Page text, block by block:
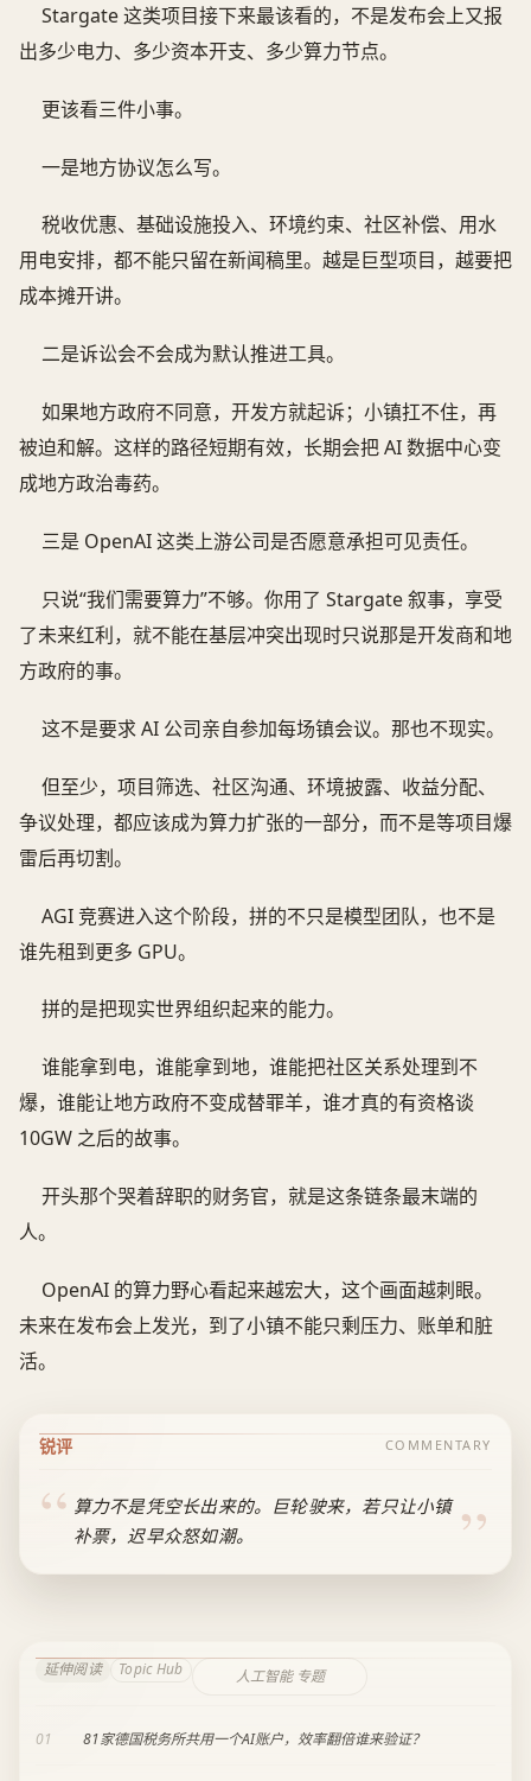
Stargate 这类项目接下来最该看的，不是发布会上又报
出多少电力、多少资本开支、多少算力节点。
更该看三件小事。
一是地方协议怎么写。
税收优惠、基础设施投入、环境约束、社区补偿、用水
用电安排，都不能只留在新闻稿里。越是巨型项目，越要把
成本摊开讲。
二是诉讼会不会成为默认推进工具。
如果地方政府不同意，开发方就起诉；小镇扛不住，再
被迫和解。这样的路径短期有效，长期会把 AI 数据中心变
成地方政治毒药。
三是 OpenAI 这类上游公司是否愿意承担可见责任。
只说“我们需要算力”不够。你用了 Stargate 叙事，享受
了未来红利，就不能在基层冲突出现时只说那是开发商和地
方政府的事。
这不是要求 AI 公司亲自参加每场镇会议。那也不现实。
但至少，项目筛选、社区沟通、环境披露、收益分配、
争议处理，都应该成为算力扩张的一部分，而不是等项目爆
雷后再切割。
AGI 竞赛进入这个阶段，拼的不只是模型团队，也不是
谁先租到更多 GPU。
拼的是把现实世界组织起来的能力。
谁能拿到电，谁能拿到地，谁能把社区关系处理到不
爆，谁能让地方政府不变成替罪羊，谁才真的有资格谈
10GW 之后的故事。
开头那个哭着辞职的财务官，就是这条链条最末端的
人。
OpenAI 的算力野心看起来越宏大，这个画面越刺眼。
未来在发布会上发光，到了小镇不能只剩压力、账单和脏
活。
锐评 COMMENTARY
算力不是凭空长出来的。巨轮驶来，若只让小镇
补票，迟早众怒如潮。
延伸阅读 Topic Hub 人工智能 专题
01 81家德国税务所共用一个AI账户，效率翻倍谁来验证？